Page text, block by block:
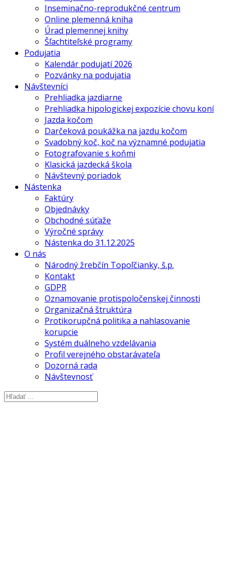
Inseminačno-reprodukčné centrum
Online plemenná kniha
Úrad plemennej knihy
Šľachtiteľské programy
Podujatia
Kalendár podujatí 2026
Pozvánky na podujatia
Návštevníci
Prehliadka jazdiarne
Prehliadka hipologickej expozície chovu koní
Jazda kočom
Darčeková poukážka na jazdu kočom
Svadobný koč, koč na významné podujatia
Fotografovanie s koňmi
Klasická jazdecká škola
Návštevný poriadok
Nástenka
Faktúry
Objednávky
Obchodné súťaže
Výročné správy
Nástenka do 31.12.2025
O nás
Národný žrebčín Topoľčianky, š.p.
Kontakt
GDPR
Oznamovanie protispoločenskej činnosti
Organizačná štruktúra
Protikorupčná politika a nahlasovanie
korupcie
Systém duálneho vzdelávania
Profil verejného obstarávateľa
Dozorná rada
Návštevnosť